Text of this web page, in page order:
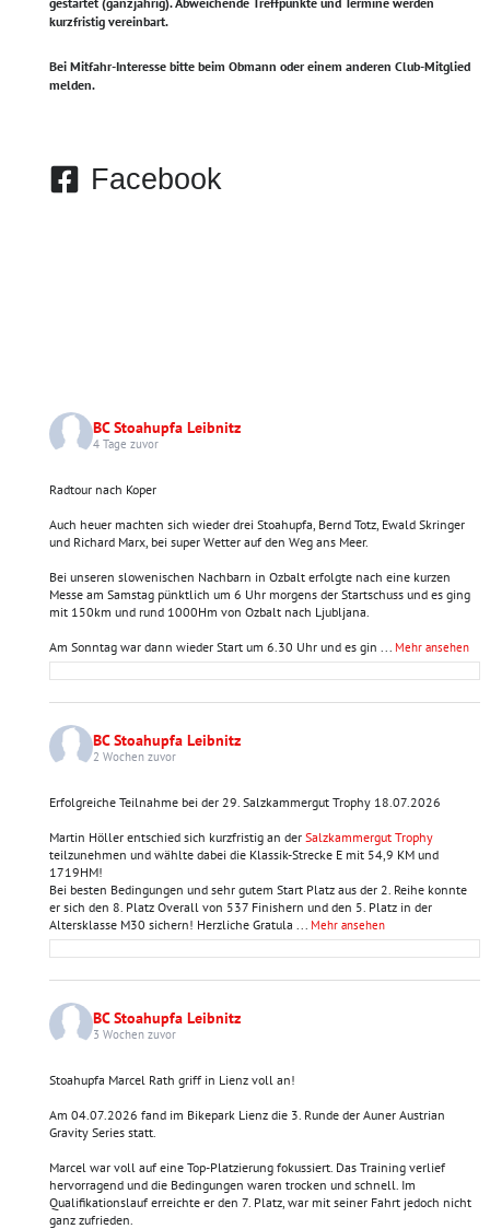
kurzfristig vereinbart.
Bei Mitfahr-Interesse bitte beim Obmann oder einem anderen Club-Mitglied
melden.
Facebook
BC Stoahupfa Leibnitz
4 Tage zuvor
Radtour nach Koper
Auch heuer machten sich wieder drei Stoahupfa, Bernd Totz, Ewald Skringer
und Richard Marx, bei super Wetter auf den Weg ans Meer.
Bei unseren slowenischen Nachbarn in Ozbalt erfolgte nach eine kurzen
Messe am Samstag pünktlich um 6 Uhr morgens der Startschuss und es ging
mit 150km und rund 1000Hm von Ozbalt nach Ljubljana.
Am Sonntag war dann wieder Start um 6.30 Uhr und es gin Mehr ansehen
BC Stoahupfa Leibnitz
2 Wochen zuvor
Erfolgreiche Teilnahme bei der 29. Salzkammergut Trophy 18.07.2026
Martin Höller entschied sich kurzfristig an der Salzkammergut Trophy
teilzunehmen und wählte dabei die Klassik-Strecke E mit 54,9 KM und
1719HM!
Bei besten Bedingungen und sehr gutem Start Platz aus der 2. Reihe konnte
er sich den 8. Platz Overall von 537 Finishern und den 5. Platz in der
Altersklasse M30 sichern! Herzliche Gratula
Mehr ansehen
BC Stoahupfa Leibnitz
3 Wochen zuvor
Stoahupfa Marcel Rath griff in Lienz voll an!
Am 04.07.2026 fand im Bikepark Lienz die 3. Runde der Auner Austrian
Gravity Series statt.
Marcel war voll auf eine Top-Platzierung fokussiert. Das Training verlief
hervorragend und die Bedingungen waren trocken und schnell. Im
Qualifikationslauf erreichte er den 7. Platz, war mit seiner Fahrt jedoch nicht
ganz zufrieden.